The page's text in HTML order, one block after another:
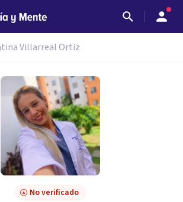
Villarreal Ortiz
No verificado